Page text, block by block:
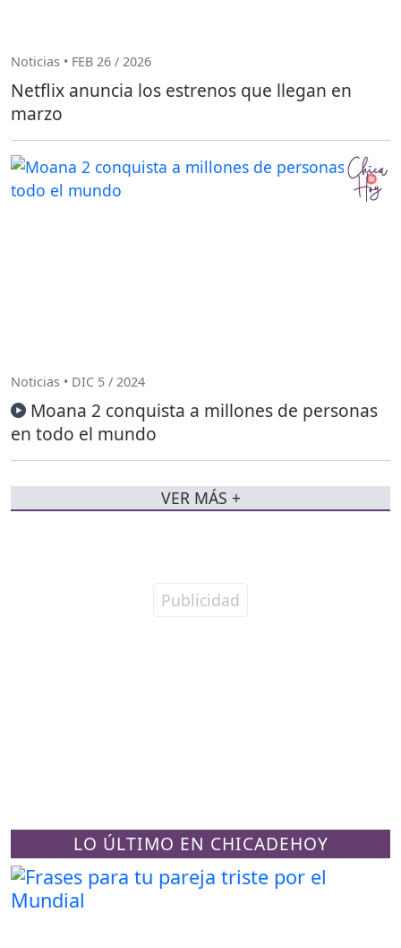
LO ÚLTIMO EN CHICADEHOY
Noticias • FEB 26 / 2026
Netflix anuncia los estrenos que llegan en
marzo
Noticias • DIC 5 / 2024
Moana 2 conquista a millones de personas
en todo el mundo
VER MÁS +